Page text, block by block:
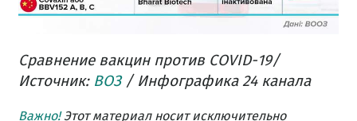
Сравнение вакцин против COVID-19/
Источник: ВОЗ / Инфографика 24 канала
Важно!Этот материал носит исключительно